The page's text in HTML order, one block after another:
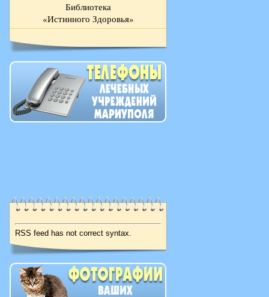
Библиотека
«Истинного Здоровья»
RSS feed has not correct syntax.